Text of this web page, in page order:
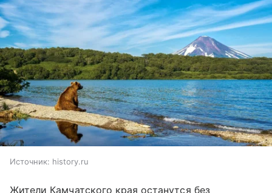
Источник: history.ru
Жители Камчатского края останутся без